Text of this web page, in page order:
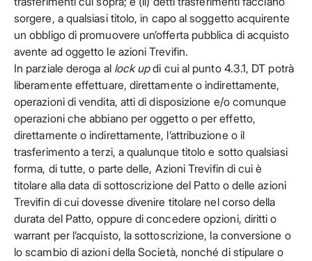
sorgere, a qualsiasi titolo, in capo al soggetto acquirente
un obbligo di promuovere un’offerta pubblica di acquisto
avente ad oggetto le azioni Trevifin.
In parziale deroga al lock updi cui al punto 4.3.1, DT potrà
liberamente effettuare, direttamente o indirettamente,
operazioni di vendita, atti di disposizione e/o comunque
operazioni che abbiano per oggetto o per effetto,
direttamente o indirettamente, l’attribuzione o il
trasferimento a terzi, a qualunque titolo e sotto qualsiasi
forma, di tutte, o parte delle, Azioni Trevifin di cui è
titolare alla data di sottoscrizione del Patto o delle azioni
Trevifin di cui dovesse divenire titolare nel corso della
durata del Patto, oppure di concedere opzioni, diritti o
warrant per l’acquisto, la sottoscrizione, la conversione o
lo scambio di azioni della Società, nonché di stipulare o